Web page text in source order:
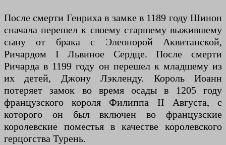
После смерти Генриха в замке в 1189 году Шинон
сначала перешел к своему старшему выжившему
сыну от брака с Элеонорой Аквитанской,
Ричардом I Львиное Сердце. После смерти
Ричарда в 1199 году он перешел к младшему из
их детей, Джону Лэкленду. Король Иоанн
потеряет замок во время осады в 1205 году
французского короля Филиппа II Августа, с
которого он был включен во французские
королевские поместья в качестве королевского
герцогства Турень.